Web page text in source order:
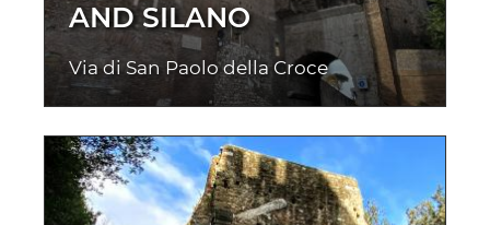
AND SILANO
Via di San Paolo della Croce